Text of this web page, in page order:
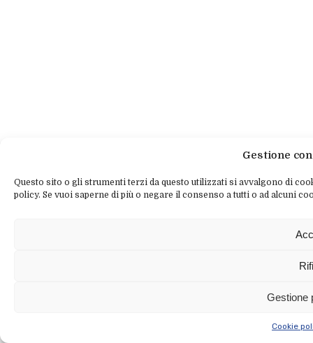
Gestione
Questo sito o gli strumenti terzi da questo utilizzati si avvalgono di
policy. Se vuoi saperne di più o negare il consenso a tutti o ad alcuni
Gestione
Cookie